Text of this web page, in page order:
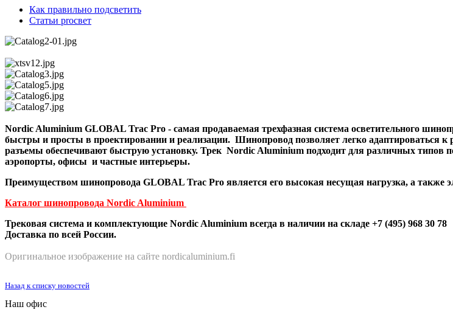
Как правильно подсветить
Статьи proсвет
Nordic Aluminium GLOBAL Trac Pro - самая продаваемая трехфазная система осветительного
быстры и просты в проектировании и реализации. Шинопровод позволяет легко адаптироваться
разъемы обеспечивают быструю установку. Трек Nordic Aluminium подходит для различных типов
аэропорты, офисы и частные интерьеры.
Преимуществом шинопровода GLOBAL Trac Pro является его высокая несущая нагрузка, а также
Каталог шинопровода Nordic Aluminium
Трековая система и комплектующие Nordic Aluminium всегда в наличии на складе +7 (495) 968 30 78
Доставка по всей России.
Оригинальное изображение на сайте nordicaluminium.fi
Назад к списку новостей
Наш офис